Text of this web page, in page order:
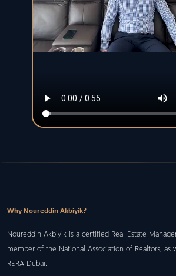
Why Noureddin Akbiyik?
Noureddin Akbiyik is a certified Real Estate
member of the National Association of Realtors,
RERA Dubai.